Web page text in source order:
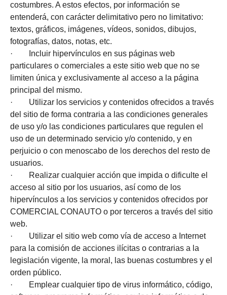
costumbres. A estos efectos, por información se
entenderá, con carácter delimitativo pero no limitativo:
textos, gráficos, imágenes, vídeos, sonidos, dibujos,
fotografías, datos, notas, etc.
· Incluir hipervínculos en sus páginas web
particulares o comerciales a este sitio web que no se
limiten única y exclusivamente al acceso a la página
principal del mismo.
· Utilizar los servicios y contenidos ofrecidos a través
del sitio de forma contraria a las condiciones generales
de uso y/o las condiciones particulares que regulen el
uso de un determinado servicio y/o contenido, y en
perjuicio o con menoscabo de los derechos del resto de
usuarios.
· Realizar cualquier acción que impida o dificulte el
acceso al sitio por los usuarios, así como de los
hipervínculos a los servicios y contenidos ofrecidos por
COMERCIAL CONAUTO o por terceros a través del sitio
web.
· Utilizar el sitio web como vía de acceso a Internet
para la comisión de acciones ilícitas o contrarias a la
legislación vigente, la moral, las buenas costumbres y el
orden público.
· Emplear cualquier tipo de virus informático, código,